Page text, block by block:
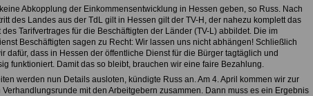
Abkopplung der Einkommensentwicklung in Hessen geben, so Russ. Nach
des Landes aus der TdL gilt in Hessen gilt der TV-H, der nahezu komplett das
des Tarifvertrages für die Beschäftigten der Länder (TV-L) abbildet. Die im
Beschäftigten sagen zu Recht: Wir lassen uns nicht abhängen! Schließlich
dafür, dass in Hessen der öffentliche Dienst für die Bürger tagtäglich und
funktioniert. Damit das so bleibt, brauchen wir eine faire Bezahlung.
werden nun Details ausloten, kündigte Russ an. Am 4. April kommen wir zur
Verhandlungsrunde mit den Arbeitgebern zusammen. Dann muss es ein Ergebnis